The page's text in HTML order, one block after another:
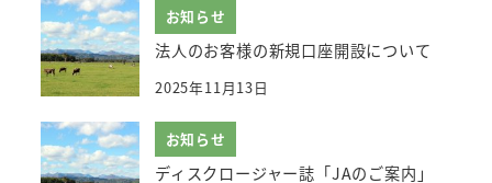
お知らせ
法人のお客様の新規口座開設について
2025年11月13日
お知らせ
ディスクロージャー誌「JAのご案内」